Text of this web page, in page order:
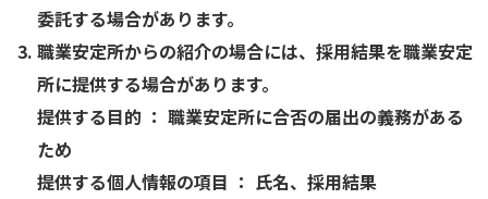
委託する場合があります。
職業安定所からの紹介の場合には、採用結果を職業安定
所に提供する場合があります。
提供する目的 ： 職業安定所に合否の届出の義務がある
ため
提供する個人情報の項目 ： 氏名、採用結果